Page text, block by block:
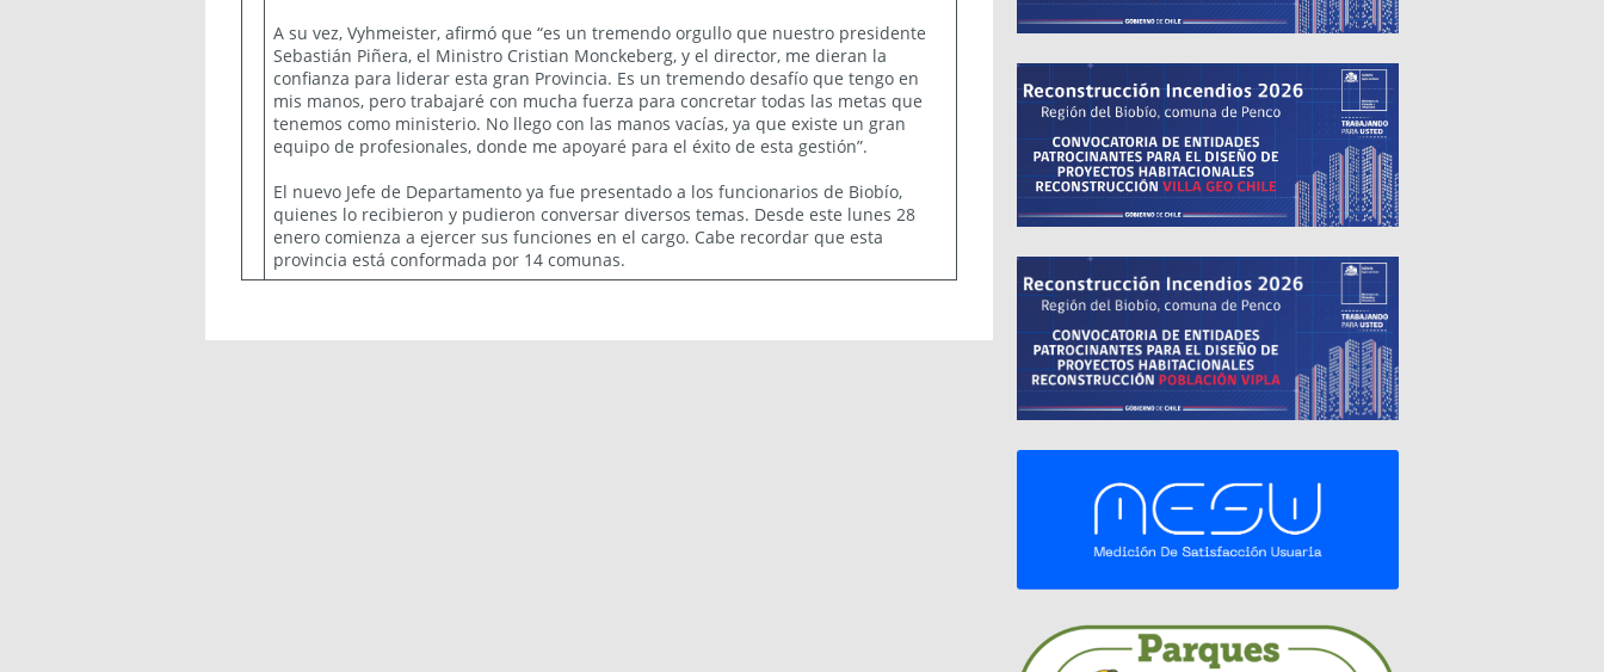
A su vez, Vyhmeister, afirmó que “es un tremendo orgullo que nuestro presidente
Sebastián Piñera, el Ministro Cristian Monckeberg, y el director, me dieran la
confianza para liderar esta gran Provincia. Es un tremendo desafío que tengo en
mis manos, pero trabajaré con mucha fuerza para concretar todas las metas que
tenemos como ministerio. No llego con las manos vacías, ya que existe un gran
equipo de profesionales, donde me apoyaré para el éxito de esta gestión”.
El nuevo Jefe de Departamento ya fue presentado a los funcionarios de Biobío,
quienes lo recibieron y pudieron conversar diversos temas. Desde este lunes 28
enero comienza a ejercer sus funciones en el cargo. Cabe recordar que esta
provincia está conformada por 14 comunas.